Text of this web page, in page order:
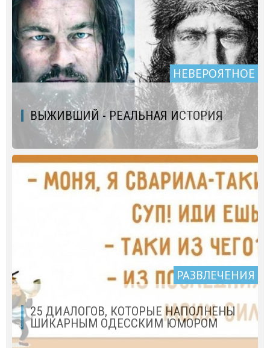
НЕВЕРОЯТНОЕ
ВЫЖИВШИЙ - РЕАЛЬНАЯ ИСТОРИЯ
РАЗВЛЕЧЕНИЯ
25 ДИАЛОГОВ, КОТОРЫЕ НАПОЛНЕНЫ
ШИКАРНЫМ ОДЕССКИМ ЮМОРОМ